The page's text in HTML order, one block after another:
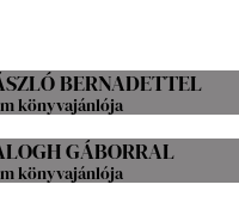
BERNADETTEL
könyvajánlója
GÁBORRAL
könyvajánlója